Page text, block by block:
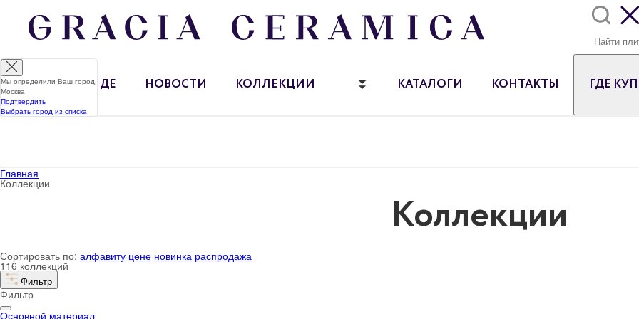
О БРЕНДЕ НОВОСТИ КОЛЛЕКЦИИ КАТАЛОГИ КОНТАКТЫ ГДЕ
Главная
Коллекции
Коллекции
Сортировать по: алфавиту цене новинка распродажа
116 коллекций
Фильтр
Фильтр
Основной материал
Мы определили Ваш город:
Москва
Подтвердить
Выбрать город из списка